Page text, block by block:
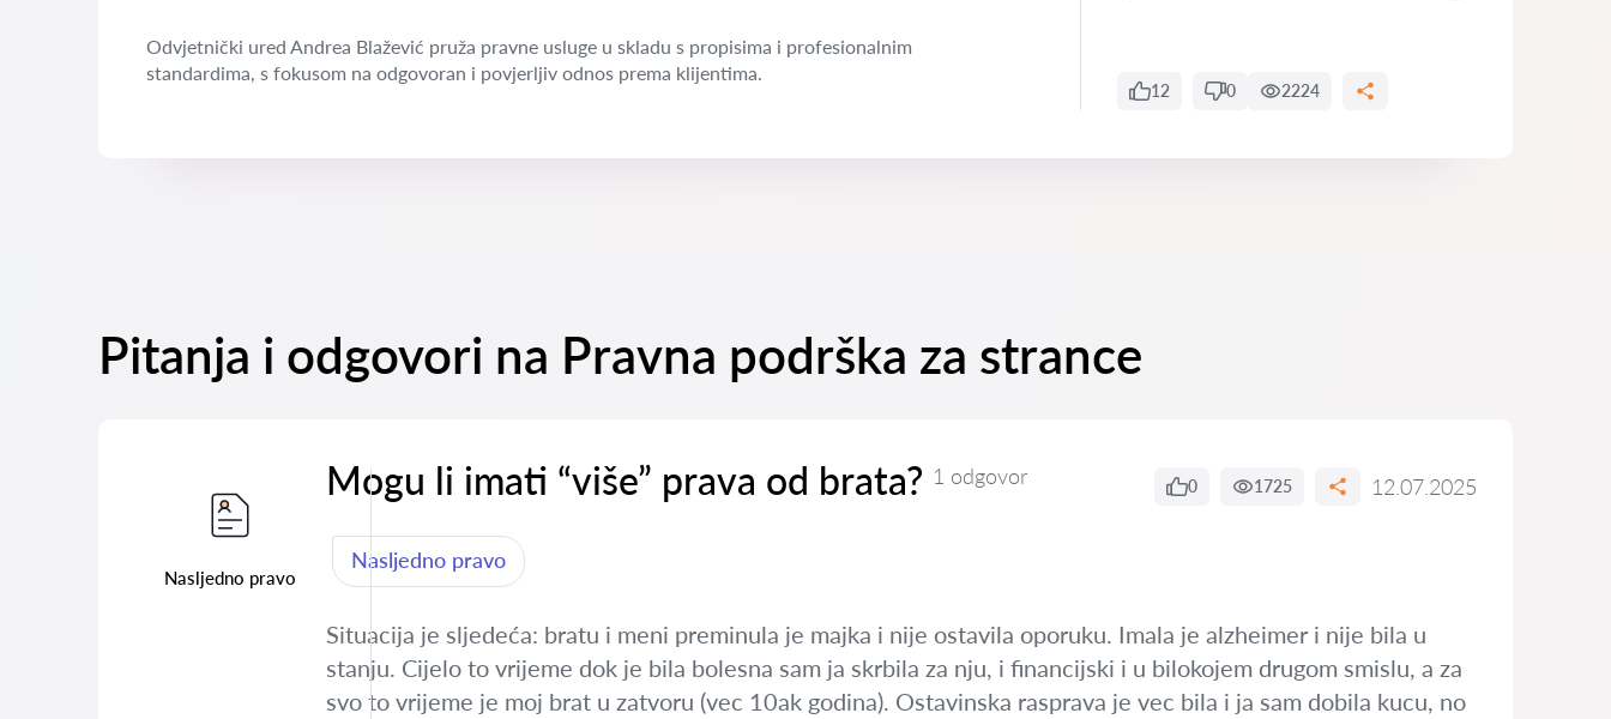
Odvjetnički ured Andrea Blažević pruža pravne usluge u skladu s propisima i profesionalnim
standardima, s fokusom na odgovoran i povjerljiv odnos prema klijentima.
12 0 2224
Pitanja i odgovori na Pravna podrška za strance
Nasljedno pravo
Mogu li imati “više” prava od brata? 1 odgovor 0 1725 12.07.2025
Nasljedno pravo
Situacija je sljedeća: bratu i meni preminula je majka i nije ostavila oporuku. Imala je alzheimer i nije bila u
stanju. Cijelo to vrijeme dok je bila bolesna sam ja skrbila za nju, i financijski i u bilokojem drugom smislu, a za
svo to vrijeme je moj brat u zatvoru (vec 10ak godina). Ostavinska rasprava je vec bila i ja sam dobila kucu, no